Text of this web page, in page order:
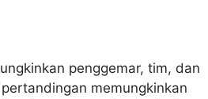
penggemar, tim, dan
memungkinkan